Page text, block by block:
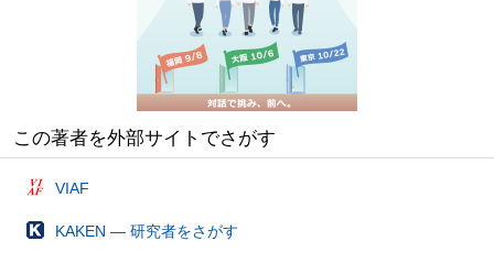
この著者を外部サイトでさがす
VIAF
KAKEN — 研究者をさがす